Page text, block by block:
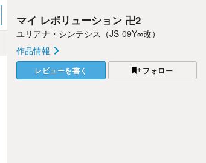
マイ レボリューション 卍2
ユリアナ・シンテシス（JS-09Y∞改）
作品情報
レビューを書く フォロー